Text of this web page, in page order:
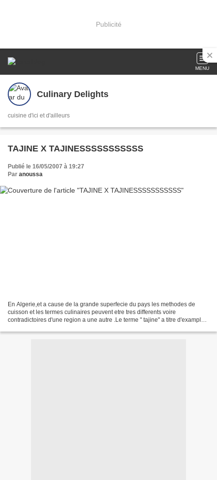
Publicité
MENU
Culinary Delights
cuisine d'ici et d'ailleurs
TAJINE X TAJINESSSSSSSSSSS
Publié le 16/05/2007 à 19:27
Par anoussa
En Algerie,et a cause de la grande superfecie du pays les methodes de
cuisson et les termes culinaires peuvent etre tres differents voire
contradictoires d'une region a une autre .Le terme " tajine" a titre d'example a